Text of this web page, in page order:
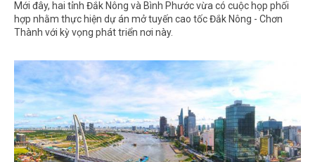
Mới đây, hai tỉnh Đắk Nông và Bình Phước vừa có cuộc họp phối
hợp nhằm thực hiện dự án mở tuyến cao tốc Đắk Nông - Chơn
Thành với kỳ vọng phát triển nơi này.